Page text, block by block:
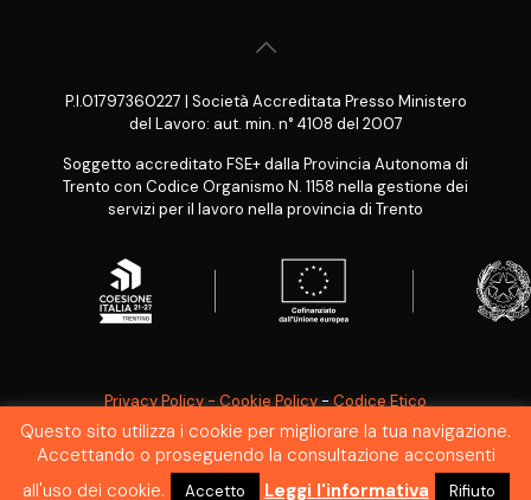
P.I.01797360227 | Società Accreditata Presso Ministero
del Lavoro: aut. min. n° 4108 del 2007
Soggetto accreditato FSE+ dalla Provincia Autonoma di
Trento con Codice Organismo N. 1158 nella gestione dei
servizi per il lavoro nella provincia di Trento
Privacy Policy - Cookie Policy-Codice Etico
SEGNALAZIONE WHISTLEBLOWING
Questo sito utilizza i cookie per migliorare la tua navigazione.
Accettando o proseguendo la consultazione acconsenti
all'uso dei cookie.
Accetto Leggi l'informativa Rifiuto